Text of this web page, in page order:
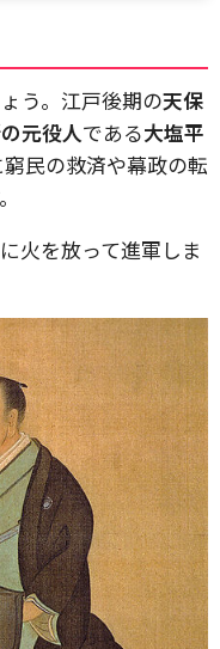
う。江戸後期の天保
元役人である大塩平
民の救済や幕政の転
火を放って進軍しま